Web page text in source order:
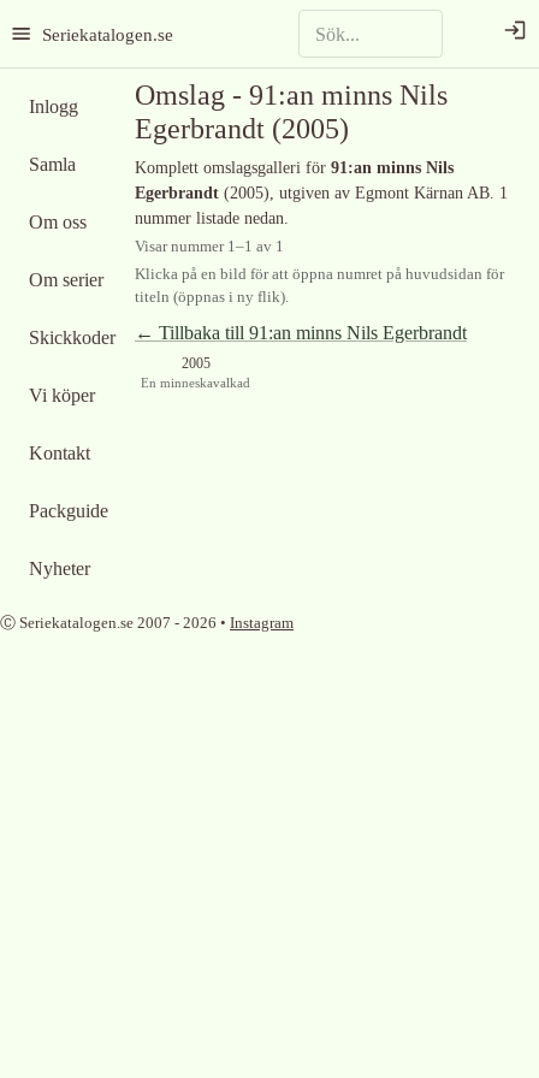
Seriekatalogen.se
Inlogg
Samla
Om oss
Om serier
Skickkoder
Vi köper
Kontakt
Packguide
Nyheter
Omslag - 91:an minns Nils
Egerbrandt (2005)
Komplett omslagsgalleri för 91:an minns Nils
Egerbrandt (2005), utgiven av Egmont Kärnan AB. 1
nummer listade nedan.
Visar nummer 1–1 av 1
Klicka på en bild för att öppna numret på huvudsidan för
titeln (öppnas i ny flik).
← Tillbaka till 91:an minns Nils Egerbrandt
2005
En minneskavalkad
Ⓒ Seriekatalogen.se 2007 - 2026 • Instagram